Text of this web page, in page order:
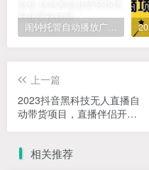
闹钟托管自动播放广告，单机5-10，无需人工操作
上一篇
2023抖音黑科技无人直播自
动带货项目，直播伴侣开
相关推荐